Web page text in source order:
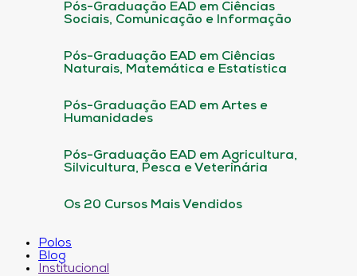
Pós-Graduação EAD em Ciências
Sociais, Comunicação e Informação
Pós-Graduação EAD em Ciências
Naturais, Matemática e Estatística
Pós-Graduação EAD em Artes e
Humanidades
Pós-Graduação EAD em Agricultura,
Silvicultura, Pesca e Veterinária
Os 20 Cursos Mais Vendidos
Polos
Blog
Institucional